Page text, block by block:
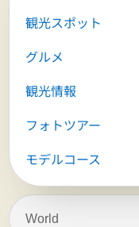
観光スポット
グルメ
観光情報
フォトツアー
モデルコース
World